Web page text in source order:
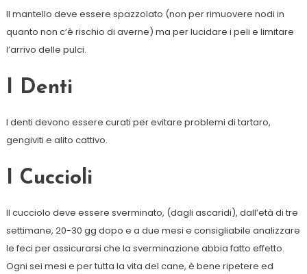
Il mantello deve essere spazzolato (non per rimuovere nodi in
quanto non c’è rischio di averne) ma per lucidare i peli e limitare
l’arrivo delle pulci.
I Denti
I denti devono essere curati per evitare problemi di tartaro,
gengiviti e alito cattivo.
I Cuccioli
Il cucciolo deve essere sverminato, (dagli ascaridi), dall’età di tre
settimane, 20-30 gg dopo e a due mesi e consigliabile analizzare
le feci per assicurarsi che la sverminazione abbia fatto effetto.
Ogni sei mesi e per tutta la vita del cane, è bene ripetere ed